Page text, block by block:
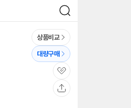
검
색
상품비교
대량구매
관
심